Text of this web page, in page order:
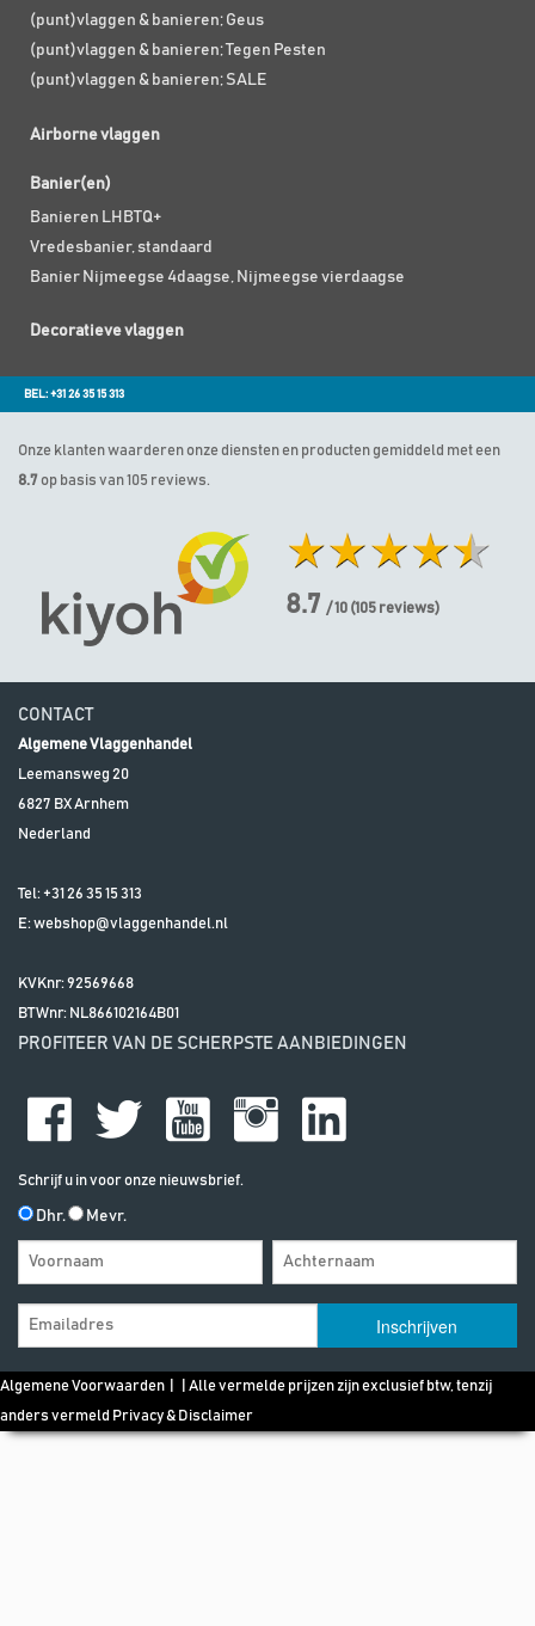
(punt)vlaggen & banieren; Geus
(punt)vlaggen & banieren; Tegen Pesten
(punt)vlaggen & banieren; SALE
Airborne vlaggen
Banier(en)
Banieren LHBTQ+
Vredesbanier, standaard
Banier Nijmeegse 4daagse, Nijmeegse vierdaagse
Decoratieve vlaggen
BEL: +31 26 35 15 313
Onze klanten waarderen onze diensten en producten gemiddeld met een
8.7 op basis van 105 reviews.
8.7 / 10 (105 reviews)
CONTACT
Algemene Vlaggenhandel
Leemansweg 20
6827 BXArnhem
Nederland
Tel: +31 26 35 15 313
E:webshop@vlaggenhandel.nl
KVKnr: 92569668
BTWnr: NL866102164B01
PROFITEER VAN DE SCHERPSTE AANBIEDINGEN
Schrijf u in voor onze nieuwsbrief.
Dhr. Mevr.
Algemene Voorwaarden | | Alle vermelde prijzen zijn exclusief btw, tenzij
anders vermeld Privacy & Disclaimer